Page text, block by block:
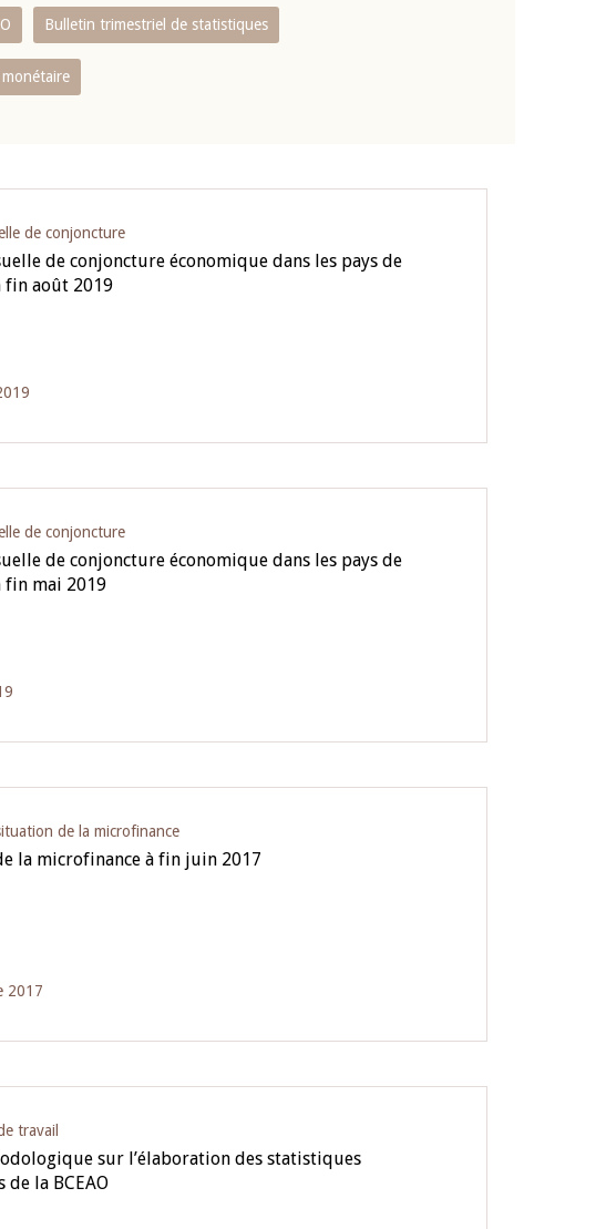
Bulletin trimestriel de statistiques
de conjoncture
de conjoncture économique dans les pays de
fin août 2019
de conjoncture
de conjoncture économique dans les pays de
fin mai 2019
de la microfinance
la microfinance à fin juin 2017
2017
travail
sur l’élaboration des statistiques
de la BCEAO